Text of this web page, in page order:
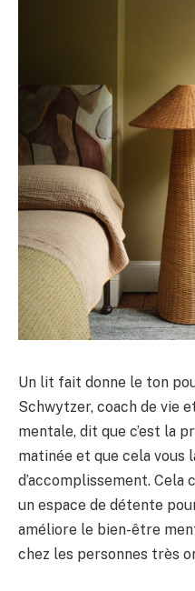
Un lit fait donne le ton
Schwytzer, coach de vie
mentale, dit que c’est la
matinée et que cela vous
d’accomplissement.
un espace de détente
améliore le bien-être
chez les personnes très